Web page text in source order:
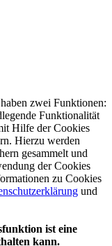
zwei Funktionen:
Funktionalität
Hilfe der Cookies
Hierzu werden
gesammelt und
der Cookies
zu Cookies
und
ist eine
kann.